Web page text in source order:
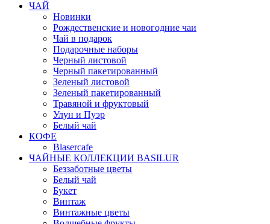
ЧАЙ
Новинки
Рождественские и новогодние чаи
Чай в подарок
Подарочные наборы
Черный листовой
Черный пакетированный
Зеленый листовой
Зеленый пакетированный
Травяной и фруктовый
Улун и Пуэр
Белый чай
КОФЕ
Blasercafe
ЧАЙНЫЕ КОЛЛЕКЦИИ BASILUR
Беззаботные цветы
Белый чай
Букет
Винтаж
Винтажные цветы